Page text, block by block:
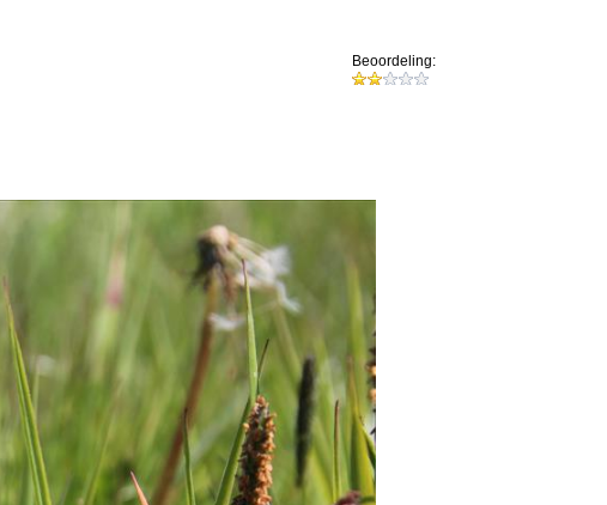
Beoordeling: